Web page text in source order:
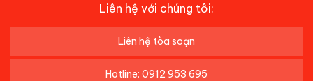
Liên hệ với chúng tôi:
Liên hệ tòa soạn
Hotline: 0912 953 695